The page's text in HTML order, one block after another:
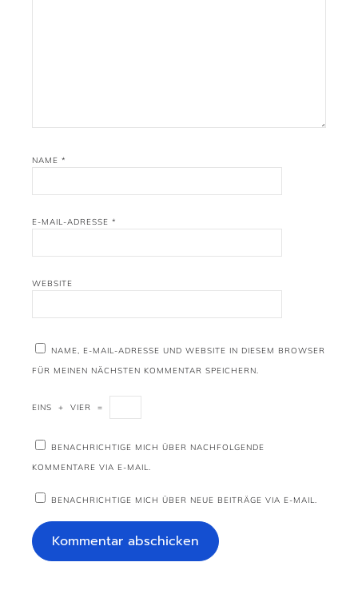
NAME *
E-MAIL-ADRESSE *
WEBSITE
NAME, E-MAIL-ADRESSE UND WEBSITE IN DIESEM BROWSER
FÜR MEINEN NÄCHSTEN KOMMENTAR SPEICHERN.
EINS + VIER =
BENACHRICHTIGE MICH ÜBER NACHFOLGENDE
KOMMENTARE VIA E-MAIL.
BENACHRICHTIGE MICH ÜBER NEUE BEITRÄGE VIA E-MAIL.